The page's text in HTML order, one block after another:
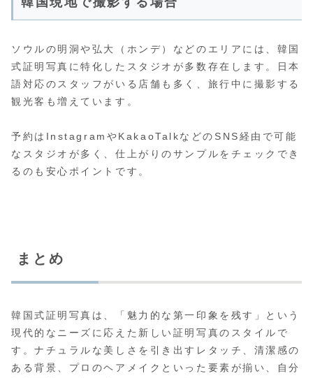
ソウルの明洞や弘大（ホンデ）などのエリアには、韓国
式証明写真に特化したスタジオが多数存在します。日本
語対応のスタッフがいる店舗も多く、旅行中に撮影する
観光客も増えています。
予約はInstagramやKakaoTalkなどのSNS経由で可能
なスタジオが多く、仕上がりのサンプルをチェックでき
るのも安心ポイントです。
まとめ
韓国式証明写真は、「魅力的な第一印象を残す」という
現代的なニーズに応えた新しい証明写真のスタイルで
す。ナチュラルな美しさを引き出すレタッチ、清潔感の
ある背景、プロのヘアメイクといった要素が揃い、自分